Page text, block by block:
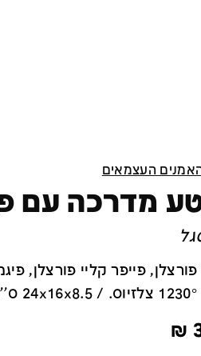
העצמאים
מדרכה עם
פורצלן, פייפר קליי פורצלן,
₪